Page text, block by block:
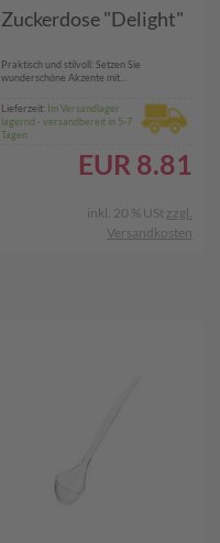
Zuckerdose "Delight"
Praktisch und stilvoll: Setzen Sie
wunderschöne Akzente mit...
Lieferzeit: Im Versandlager
lagernd - versandbereit in 5-7
Tagen
EUR 8.81
inkl. 20 % USt zzgl.
Versandkosten